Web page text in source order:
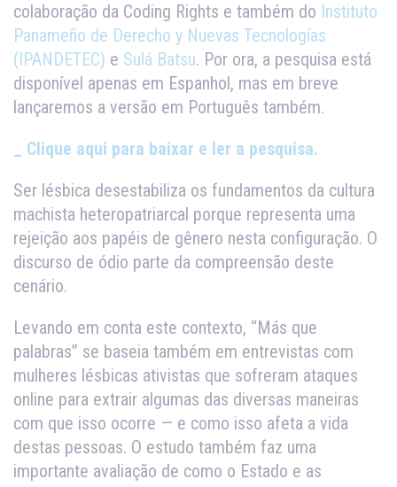
colaboração da Coding Rights e também do Instituto
Panameño de Derecho y Nuevas Tecnologías
(IPANDETEC) e Sulá Batsu. Por ora, a pesquisa está
disponível apenas em Espanhol, mas em breve
lançaremos a versão em Português também.
_ Clique aqui para baixar e ler a pesquisa.
Ser lésbica desestabiliza os fundamentos da cultura
machista heteropatriarcal porque representa uma
rejeição aos papéis de gênero nesta configuração. O
discurso de ódio parte da compreensão deste
cenário.
Levando em conta este contexto, “Más que
palabras” se baseia também em entrevistas com
mulheres lésbicas ativistas que sofreram ataques
online para extrair algumas das diversas maneiras
com que isso ocorre — e como isso afeta a vida
destas pessoas. O estudo também faz uma
importante avaliação de como o Estado e as